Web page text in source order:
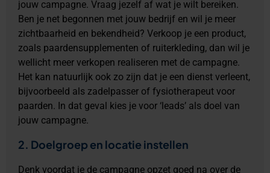
jouw campagne. Vraag jezelf af wat je wilt bereiken.
Ben je net begonnen met jouw bedrijf en wil je meer
zichtbaarheid en bekendheid? Verkoop je een product,
zoals paardensupplementen of ruiterkleding, dan wil je
wellicht meer verkopen realiseren met de campagne.
Het kan natuurlijk ook zo zijn dat je een dienst verleent,
bijvoorbeeld als zadelpasser of fysiotherapeut voor
paarden. In dat geval kies je voor ‘leads’ als doel van
jouw campagne.
2. Doelgroep en locatie instellen
Denk voordat je de campagne opzet goed na over de